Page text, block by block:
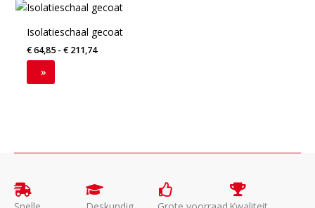
kan
worden
op
Isolatieschaal gecoat
€64,85 - €211,74
Prijsklasse:
€ 64,85
€ 211,74
»
Dit
heeft
meerdere
worden
productpagina